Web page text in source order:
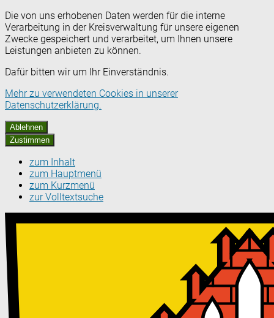
Die von uns erhobenen Daten werden für die interne
Verarbeitung in der Kreisverwaltung für unsere eigenen
Zwecke gespeichert und verarbeitet, um Ihnen unsere
Leistungen anbieten zu können.
Dafür bitten wir um Ihr Einverständnis.
Mehr zu verwendeten Cookies in unserer
Datenschutzerklärung.
Ablehnen
Zustimmen
zum Inhalt
zum Hauptmenü
zum Kurzmenü
zur Volltextsuche